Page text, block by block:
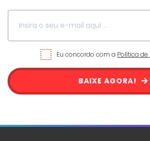
Eu concordo com a Política de
BAIXE AGORA!